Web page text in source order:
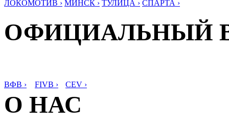
ЛОКОМОТИВ › МИНСК › ТУЛИЦА › СПАРТА ›
ОФИЦИАЛЬНЫЙ
ВФВ › FIVB › CEV ›
О НАС